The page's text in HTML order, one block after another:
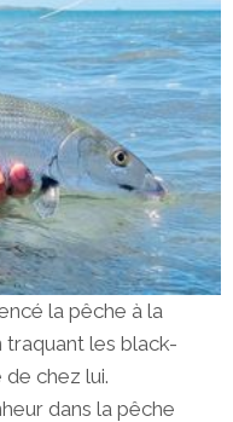
la pêche à la
traquant les black-
de chez lui.
dans la pêche